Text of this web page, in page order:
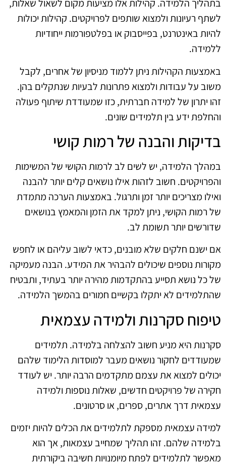
בתהליך הלמידה. קהילות אלו מציעות מקום לשאול שאלות,
לשתף רעיונות ולמצוא שותפים לפרויקטים. קהילות יכולות
להיות באינטרנט, בפייסבוק או בפלטפורמות ייחודיות
ללמידה.
באמצעות הקהילות ניתן ללמוד מניסיון של אחרים, לקבל
משוב על עבודות ולמצוא פתרונות לבעיות שנתקלים בהן.
זהו יתרון של למידה חברתית, כזו שמעודדת שיתוף פעולה
והחלפת ידע בין תלמידים שונים.
בדיקות והבנה של רמות קושי
במהלך הלמידה, יש לשים לב לרמות הקושי של המשימות
והפרויקטים. חשוב לזהות אילו נושאים קלים יותר להבנה
ואילו מצריכים יותר זמן ותרגול. באמצעות הערכה מתמדת
של רמות הקושי, ניתן למקד את הזמן והמאמץ בנושאים
שדורשים יותר תשומת לב.
אם ישנם חלקים שלא מובנים, כדאי לשוב עליהם או לחפש
מקורות נוספים שיכולים להבהיר את המידע. הבנה מעמיקה
של כל נושא תסייע בהתקדמות מהירה יותר בעתיד, ותבטיח
שהתלמידים לא יתקלו בקשיים חמורים בהמשך הלמידה.
טיפוח סקרנות ולמידה עצמאית
סקרנות היא מניע חשוב להצלחה בלמידה. תלמידים
שמעודדים לחקור נושאים מעבר למוסדות הלימוד שלהם
יכולים למצוא את עצמם מתקדמים הרבה יותר. יש לעודד
חקירה של פרויקטים חדשים, שאלות נוספות ולמידה
עצמאית דרך אתרים, ספרים, או סרטונים.
למידה עצמאית מספקת לתלמידים את הכלים להיות יזמים
בלמידה שלהם. זהו תהליך שמחייב עצמאות, אך הוא
מאפשר לתלמידים לפתח מיומנויות חשיבה ביקורתית